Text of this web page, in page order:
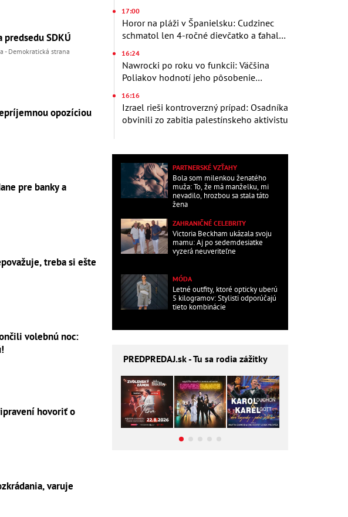
SDKÚ
- Demokratická strana
opozíciou
pre banky a
treba si ešte
volebnú noc:
hovoriť o
varuje
17:00
Horor na pláži v Španielsku: Cudzinec
schmatol len 4-ročné dievčatko a ťahal
16:24
Nawrocki po roku vo funkcii: Väčšina
Poliakov hodnotí jeho pôsobenie
16:16
Izrael rieši kontroverzný prípad: Osadníka
obvinili zo zabitia palestínskeho aktivistu
PARTNERSKÉ VZŤAHY
Bola som milenkou ženatého
muža: To, že má manželku, mi
nevadilo, hrozbou sa stala táto
žena
ZAHRANIČNÉ CELEBRITY
Victoria Beckham ukázala svoju
mamu: Aj po sedemdesiatke
vyzerá neuveriteľne
MÓDA
Letné outfity, ktoré opticky uberú
5 kilogramov: Stylisti odporúčajú
tieto kombinácie
PREDPREDAJ.sk - Tu sa rodia zážitky